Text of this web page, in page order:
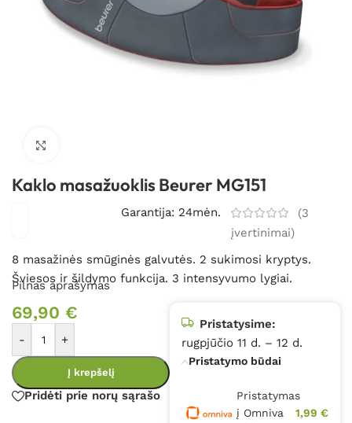
Kaklo masažuoklis Beurer MG151
Garantija: 24mėn. (3
įvertinimai)
8 masažinės smūginės galvutės. 2 sukimosi kryptys.
Šviesos ir šildymo funkcija. 3 intensyvumo lygiai.
Pilnas aprašymas
69,90 €
- +
Į krepšelį
Pridėti prie norų sąrašo
Pristatysime:
rugpjūčio 11 d. – 12 d.
Pristatymo būdai
Pristatymas
į Omniva
1,99 €